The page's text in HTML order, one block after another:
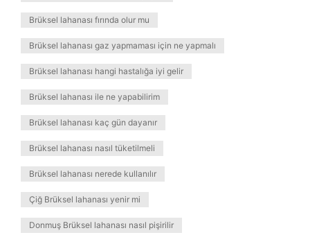
Brüksel lahanası fırında olur mu
Brüksel lahanası gaz yapmaması için ne yapmalı
Brüksel lahanası hangi hastalığa iyi gelir
Brüksel lahanası ile ne yapabilirim
Brüksel lahanası kaç gün dayanır
Brüksel lahanası nasıl tüketilmeli
Brüksel lahanası nerede kullanılır
Çiğ Brüksel lahanası yenir mi
Donmuş Brüksel lahanası nasıl pişirilir